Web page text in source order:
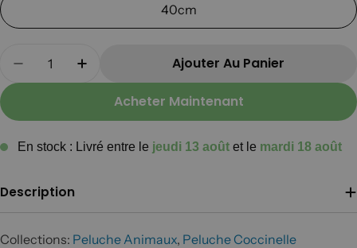
40cm
Diminuer La Quantité Pour Roxy La Coccinelle
Augmenter La Quantité Pour Roxy La
Ajouter Au Panier
Acheter Maintenant
En stock : Livré entre le jeudi 13 août et le mardi 18 août
Description
Collections: Peluche Animaux, Peluche Coccinelle